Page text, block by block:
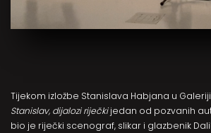
Tijekom izložbe Stanislava Habjana u
Stanislav, dijalozi riječkijedan od pozvanih
bio je riječki scenograf, slikar i glazbenik